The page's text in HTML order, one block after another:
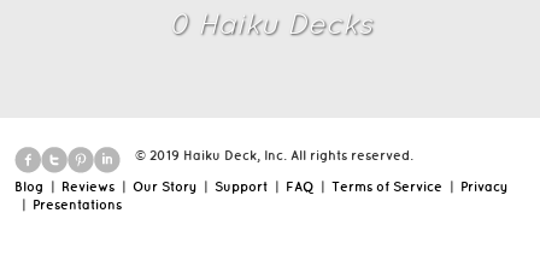
0Haiku Decks
© 2019 Haiku Deck, Inc. All rights reserved.
Blog | Reviews | Our Story | Support | FAQ | Terms of Service | Privacy
| Presentations